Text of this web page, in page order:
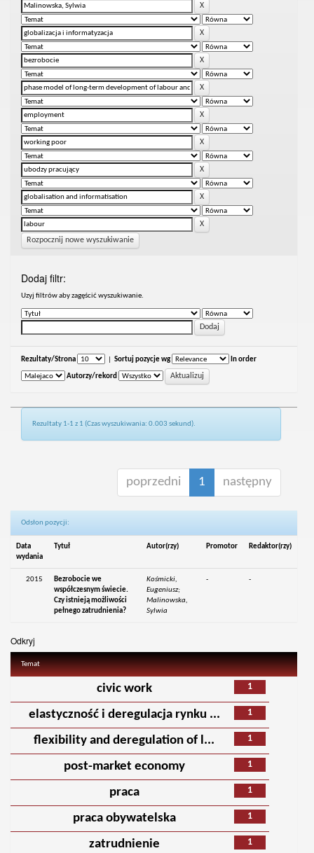
Rozpocznij nowe wyszukiwanie
Dodaj filtr:
Uzyj filtrów aby zagęścić wyszukiwanie.
Rezultaty/Strona Sortuj pozycje wg In order
Autorzy/rekord
Rezultaty 1-1 z 1 (Czas wyszukiwania: 0.003 sekund).
poprzedni 1 następny
Odsłon pozycji:
Data
wydania
Tytuł Autor(rzy) Promotor Redaktor(rzy)
2015
Bezrobocie we
współczesnym świecie.
Czy istnieją możliwości
pełnego zatrudnienia?
Kośmicki,
Eugeniusz;
Malinowska,
Sylwia
- -
Odkryj
Temat
1
civic work
1
elastyczność i deregulacja rynku ...
1
flexibility and deregulation of l...
1
post-market economy
1
praca
1
praca obywatelska
1
zatrudnienie